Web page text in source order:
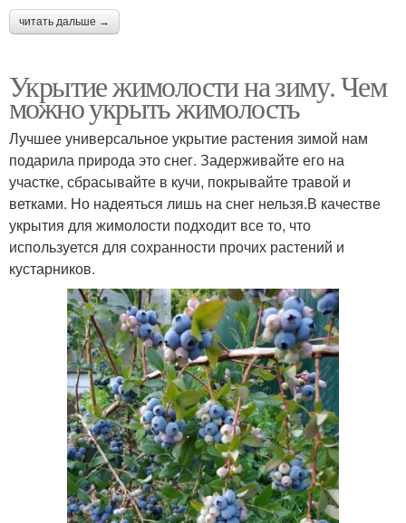
читать дальше →
Укрытие жимолости на зиму. Чем
можно укрыть жимолость
Лучшее универсальное укрытие растения зимой нам
подарила природа это снег. Задерживайте его на
участке, сбрасывайте в кучи, покрывайте травой и
ветками. Но надеяться лишь на снег нельзя.В качестве
укрытия для жимолости подходит все то, что
используется для сохранности прочих растений и
кустарников.